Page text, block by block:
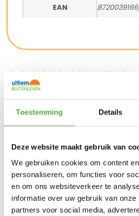
Toestemming Details
Deze website maakt gebruik van
We gebruiken cookies om content
personaliseren, om functies voor
en om ons websiteverkeer te
informatie over uw gebruik van onze
partners voor social media,
EAN
BIJPASSENDE ACCESSOIRES EN
PRODUCTEN
Platinum Sun & Shade
€4,45